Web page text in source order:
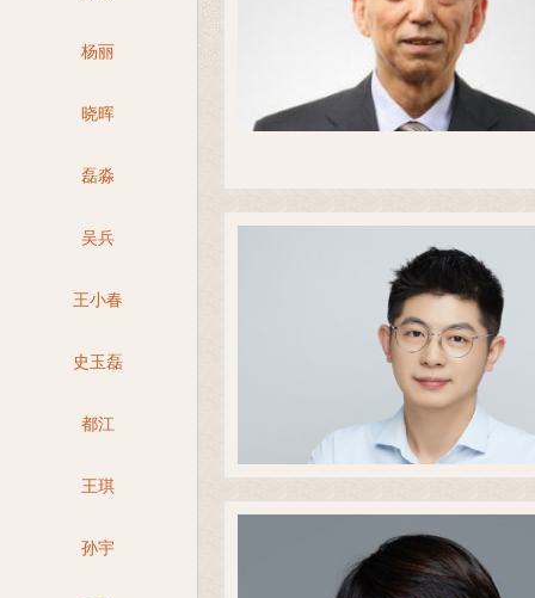
杨丽
晓晖
磊淼
吴兵
王小春
史玉磊
都江
王琪
孙宇